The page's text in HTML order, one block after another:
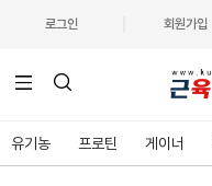
로그인 회원가입
유기농 프로틴 게이너